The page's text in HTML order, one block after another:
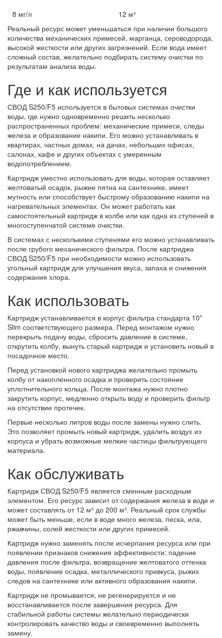
8 мг/л
12 м³
Реальный ресурс может уменьшаться при наличии большого
количества механических примесей, марганца, сероводорода,
высокой жесткости или других загрязнений. Если вода имеет
сложный состав, желательно подбирать систему очистки по
результатам анализа воды.
Где и как используется
СВОД S250/F5 используется в бытовых системах очистки
воды, где нужно одновременно решить несколько
распространенных проблем: механические примеси, следы
железа и образование накипи. Его можно устанавливать в
квартирах, частных домах, на дачах, небольших офисах,
салонах, кафе и других объектах с умеренным
водопотреблением.
Картридж уместно использовать для воды, которая оставляет
желтоватый осадок, рыжие пятна на сантехнике, имеет
мутность или способствует быстрому образованию накипи на
нагревательных элементах. Он может работать как
самостоятельный картридж в колбе или как одна из ступеней в
многоступенчатой системе очистки.
В системах с несколькими ступенями его можно устанавливать
после грубого механического фильтра. После картриджа
СВОД S250/F5 при необходимости можно использовать
угольный картридж для улучшения вкуса, запаха и снижения
содержания хлора.
Как использовать
Картридж устанавливается в корпус фильтра стандарта 10"
Slim соответствующего размера. Перед монтажом нужно
перекрыть подачу воды, сбросить давление в системе,
открутить колбу, вынуть старый картридж и установить новый в
посадочное место.
Перед установкой нового картриджа желательно промыть
колбу от накопленного осадка и проверить состояние
уплотнительного кольца. После монтажа нужно плотно
закрутить корпус, медленно открыть воду и проверить фильтр
на отсутствие протечек.
Первые несколько литров воды после замены нужно слить.
Это позволяет промыть новый картридж, удалить воздух из
корпуса и убрать возможные мелкие частицы фильтрующего
материала.
Как обслуживать
Картридж СВОД S250/F5 является сменным расходным
элементом. Его ресурс зависит от содержания железа в воде и
может составлять от 12 м³ до 200 м³. Реальный срок службы
может быть меньше, если в воде много железа, песка, ила,
ржавчины, солей жесткости или других примесей.
Картридж нужно заменять после исчерпания ресурса или при
появлении признаков снижения эффективности: падение
давления после фильтра, возвращение желтоватого оттенка
воды, появление осадка, металлического привкуса, рыжих
следов на сантехнике или активного образования накипи.
Картридж не промывается, не регенерируется и не
восстанавливается после завершения ресурса. Для
стабильной работы системы желательно периодически
контролировать качество воды и своевременно выполнять
замену.